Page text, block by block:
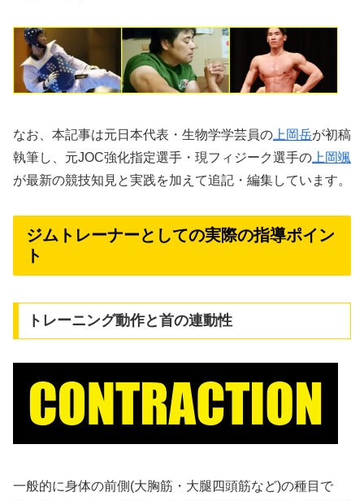
なお、本記事は元日本代表・生物学学芸員の 上岡岳が初稿
執筆し、元JOC強化指定選手・現フィジーク選手の 上岡颯
が最新の競技知見と実践を加えて追記・編集しています。
ジムトレーナーとしての実際の指導ポイン
ト
トレーニング動作と首の連動性
一般的に身体の前側(大胸筋・大腿四頭筋など)の種目で